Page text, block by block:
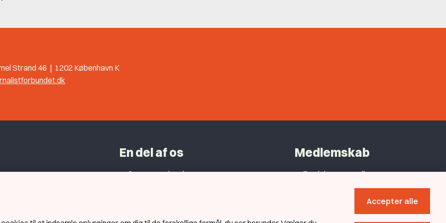
Strand 46 | 1202 København K
En del af os
Grupper og kredse
Medlemskab
Fordele som medlem
Forstå dit medlemskab
Accepter alle